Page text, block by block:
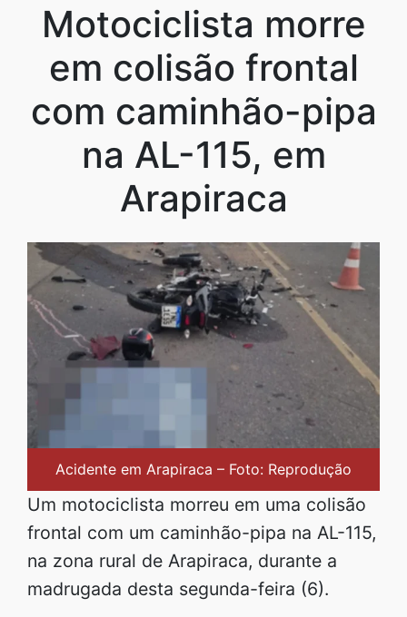
Motociclista morre
em colisão frontal
com caminhão-pipa
na AL-115, em
Arapiraca
Acidente em Arapiraca – Foto: Reprodução
Um motociclista morreu em uma colisão
frontal com um caminhão-pipa na AL-115,
na zona rural de Arapiraca, durante a
madrugada desta segunda-feira (6).